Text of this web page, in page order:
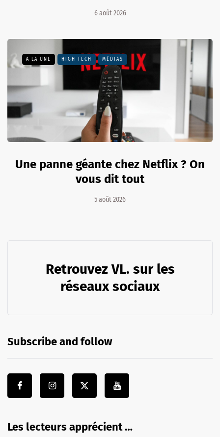
6 août 2026
A LA UNE HIGH TECH MÉDIAS
Une panne géante chez Netflix ? On
vous dit tout
5 août 2026
Retrouvez VL. sur les
réseaux sociaux
Subscribe and follow
Les lecteurs apprécient …